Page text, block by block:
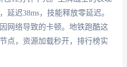
延迟38ms，技能释放零延迟。
网络导致的卡顿。地铁跑酷这
点，资源加载秒开，排行榜实